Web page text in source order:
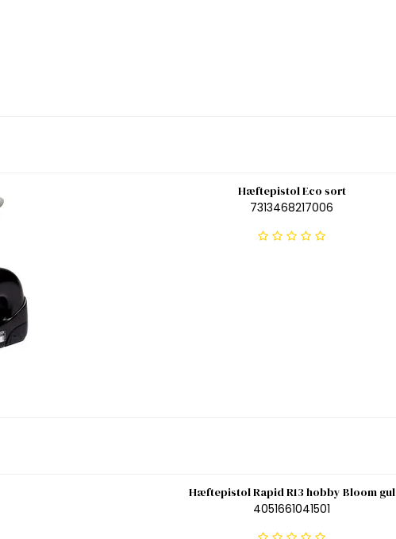
Hæftepistol Eco sort
7313468217006
Hæftepistol Rapid R13 hobby Bloom gul
4051661041501